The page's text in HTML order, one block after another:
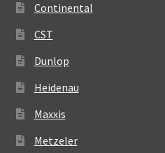
Continental
CST
Dunlop
Heidenau
Maxxis
Metzeler